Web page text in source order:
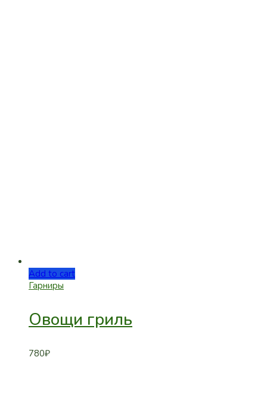
Add to cart
Гарниры
Овощи гриль
780₽